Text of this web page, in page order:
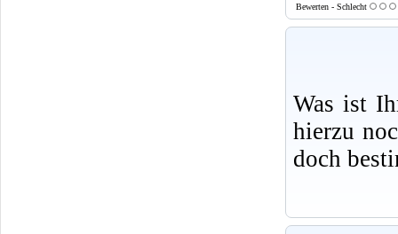
Bewerten - Schlecht
Was ist
hierzu
doch